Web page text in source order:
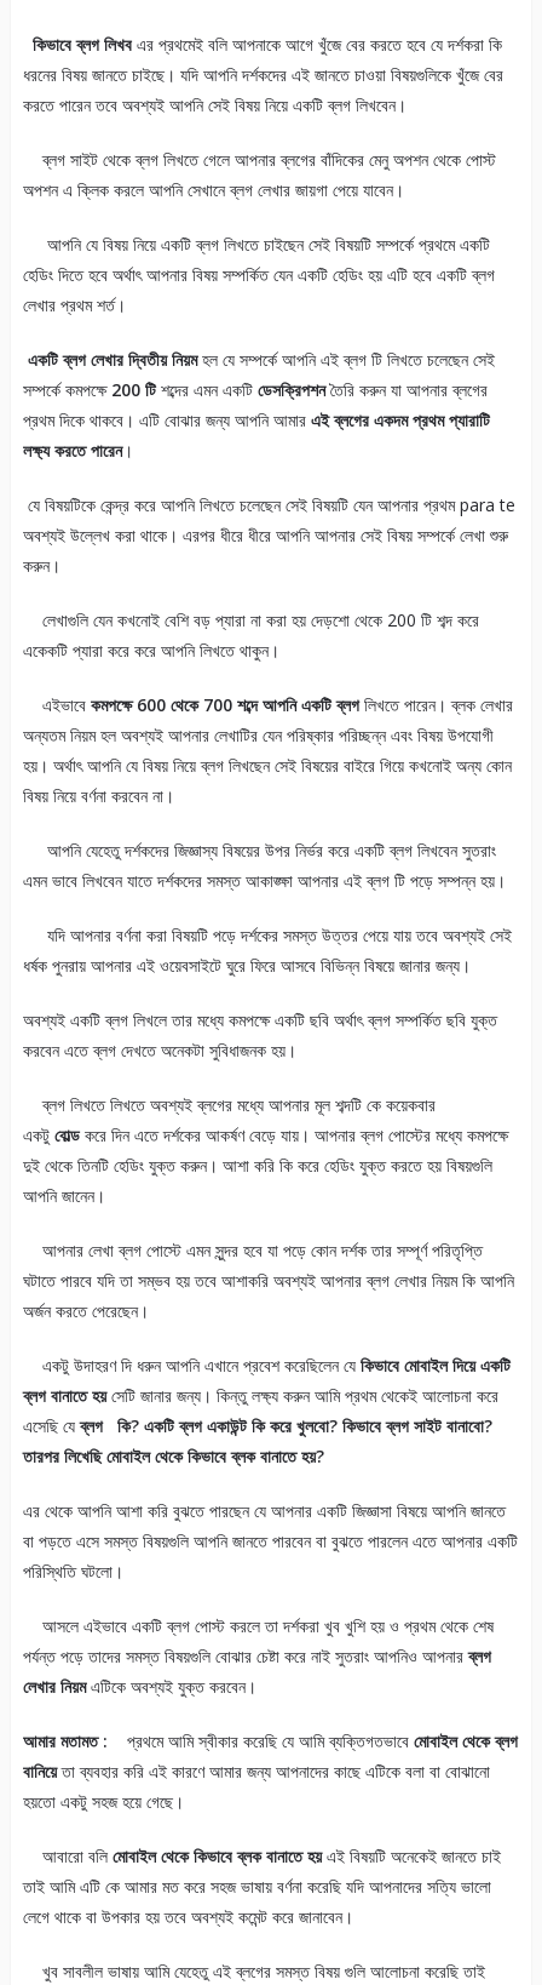
কিভাবে ব্লগ লিখবএর প্রথমেই বলি আপনাকে আগে খুঁজে বের করতে হবে যে দর্শকরা কি
ধরনের বিষয় জানতে চাইছে। যদি আপনি দর্শকদের এই জানতে চাওয়া বিষয়গুলিকে খুঁজে বের
করতে পারেন তবে অবশ্যই আপনি সেই বিষয় নিয়ে একটি ব্লগ লিখবেন।
ব্লগ সাইট থেকে ব্লগ লিখতে গেলে আপনার ব্লগের বাঁদিকের মেনু অপশন থেকে পোস্ট
অপশন এ ক্লিক করলে আপনি সেখানে ব্লগ লেখার জায়গা পেয়ে যাবেন।
আপনি যে বিষয় নিয়ে একটি ব্লগ লিখতে চাইছেন সেই বিষয়টি সম্পর্কে প্রথমে একটি
হেডিং দিতে হবে অর্থাৎ আপনার বিষয় সম্পর্কিত যেন একটি হেডিং হয় এটি হবে একটি ব্লগ
লেখার প্রথম শর্ত।
একটি ব্লগ লেখার দ্বিতীয় নিয়মহল যে সম্পর্কে আপনি এই ব্লগ টি লিখতে চলেছেন সেই
সম্পর্কে কমপক্ষে 200 টিশব্দের এমন একটি ডেসক্রিপশনতৈরি করুন যা আপনার ব্লগের
প্রথম দিকে থাকবে। এটি বোঝার জন্য আপনি আমার এই ব্লগের একদম প্রথম প্যারাটি
লক্ষ্য করতে পারেন।
যে বিষয়টিকে কেন্দ্র করে আপনি লিখতে চলেছেন সেই বিষয়টি যেন আপনার প্রথম para te
অবশ্যই উল্লেখ করা থাকে। এরপর ধীরে ধীরে আপনি আপনার সেই বিষয় সম্পর্কে লেখা শুরু
করুন।
লেখাগুলি যেন কখনোই বেশি বড় প্যারা না করা হয় দেড়শো থেকে 200 টি শব্দ করে
একেকটি প্যারা করে করে আপনি লিখতে থাকুন।
এইভাবে কমপক্ষে 600 থেকে 700 শব্দে আপনি একটি ব্লগলিখতে পারেন। ব্লক লেখার
অন্যতম নিয়ম হল অবশ্যই আপনার লেখাটির যেন পরিষ্কার পরিচ্ছন্ন এবং বিষয় উপযোগী
হয়। অর্থাৎ আপনি যে বিষয় নিয়ে ব্লগ লিখছেন সেই বিষয়ের বাইরে গিয়ে কখনোই অন্য কোন
বিষয় নিয়ে বর্ণনা করবেন না।
আপনি যেহেতু দর্শকদের জিজ্ঞাস্য বিষয়ের উপর নির্ভর করে একটি ব্লগ লিখবেন সুতরাং
এমন ভাবে লিখবেন যাতে দর্শকদের সমস্ত আকাঙ্ক্ষা আপনার এই ব্লগ টি পড়ে সম্পন্ন হয়।
যদি আপনার বর্ণনা করা বিষয়টি পড়ে দর্শকের সমস্ত উত্তর পেয়ে যায় তবে অবশ্যই সেই
ধর্ষক পুনরায় আপনার এই ওয়েবসাইটে ঘুরে ফিরে আসবে বিভিন্ন বিষয়ে জানার জন্য।
অবশ্যই একটি ব্লগ লিখলে তার মধ্যে কমপক্ষে একটি ছবি অর্থাৎ ব্লগ সম্পর্কিত ছবি যুক্ত
করবেন এতে ব্লগ দেখতে অনেকটা সুবিধাজনক হয়।
ব্লগ লিখতে লিখতে অবশ্যই ব্লগের মধ্যে আপনার মূল শব্দটি কে কয়েকবার
একটু বোল্ডকরে দিন এতে দর্শকের আকর্ষণ বেড়ে যায়। আপনার ব্লগ পোস্টের মধ্যে কমপক্ষে
দুই থেকে তিনটি হেডিং যুক্ত করুন। আশা করি কি করে হেডিং যুক্ত করতে হয় বিষয়গুলি
আপনি জানেন।
আপনার লেখা ব্লগ পোস্টে এমন সুন্দর হবে যা পড়ে কোন দর্শক তার সম্পূর্ণ পরিতৃপ্তি
ঘটাতে পারবে যদি তা সম্ভব হয় তবে আশাকরি অবশ্যই আপনার ব্লগ লেখার নিয়ম কি আপনি
অর্জন করতে পেরেছেন।
একটু উদাহরণ দি ধরুন আপনি এখানে প্রবেশ করেছিলেন যে কিভাবে মোবাইল দিয়ে একটি
ব্লগ বানাতে হয়সেটি জানার জন্য। কিন্তু লক্ষ্য করুন আমি প্রথম থেকেই আলোচনা করে
এসেছি যেব্লগ কি? একটি ব্লগ একাউন্ট কি করে খুলবো? কিভাবে ব্লগ সাইট বানাবো?
তারপর লিখেছি মোবাইল থেকে কিভাবে ব্লক বানাতে হয়?
এর থেকে আপনি আশা করি বুঝতে পারছেন যে আপনার একটি জিজ্ঞাসা বিষয়ে আপনি জানতে
বা পড়তে এসে সমস্ত বিষয়গুলি আপনি জানতে পারবেন বা বুঝতে পারলেন এতে আপনার একটি
পরিস্থিতি ঘটলো।
আসলে এইভাবে একটি ব্লগ পোস্ট করলে তা দর্শকরা খুব খুশি হয় ও প্রথম থেকে শেষ
পর্যন্ত পড়ে তাদের সমস্ত বিষয়গুলি বোঝার চেষ্টা করে নাই সুতরাং আপনিও আপনারব্লগ
লেখার নিয়মএটিকে অবশ্যই যুক্ত করবেন।
আমার মতামত : প্রথমে আমি স্বীকার করেছি যে আমি ব্যক্তিগতভাবে মোবাইল থেকে ব্লগ
বানিয়েতা ব্যবহার করি এই কারণে আমার জন্য আপনাদের কাছে এটিকে বলা বা বোঝানো
হয়তো একটু সহজ হয়ে গেছে।
আবারো বলি মোবাইল থেকে কিভাবে ব্লক বানাতে হয়এই বিষয়টি অনেকেই জানতে চাই
তাই আমি এটি কে আমার মত করে সহজ ভাষায় বর্ণনা করেছি যদি আপনাদের সত্যি ভালো
লেগে থাকে বা উপকার হয় তবে অবশ্যই কমেন্ট করে জানাবেন।
খুব সাবলীল ভাষায় আমি যেহেতু এই ব্লগের সমস্ত বিষয় গুলি আলোচনা করেছি তাই